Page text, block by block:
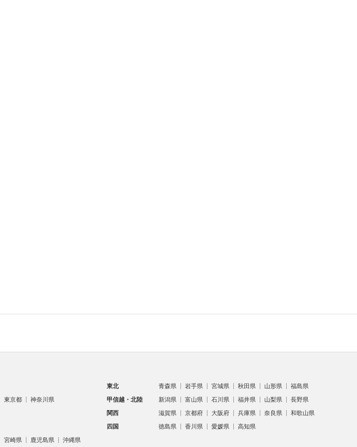
東北 青森県 岩手県 宮城県 秋田県 山形県
福島県
東京都 神奈川県 甲信越・北陸 新潟県 富山県 石川県 福井県 山梨県
長野県
関西 滋賀県 京都府 大阪府 兵庫県 奈良県
和歌山県
四国 徳島県 香川県 愛媛県
高知県
宮崎県 鹿児島県 沖縄県